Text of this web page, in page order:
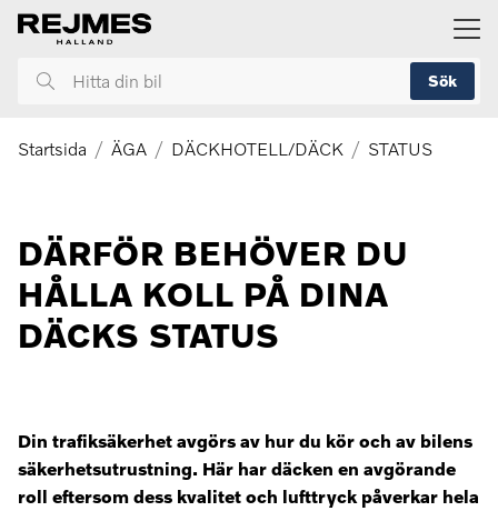
huvudinnehållet
Hitta
bil
Sök
Startsida ÄGA DÄCKHOTELL/DÄCK STATUS
DÄRFÖR BEHÖVER DU
HÅLLA KOLL PÅ DINA
DÄCKS STATUS
Din trafiksäkerhet avgörs av hur du kör och av bilens
säkerhetsutrustning. Här har däcken en avgörande
roll eftersom dess kvalitet och lufttryck påverkar hela